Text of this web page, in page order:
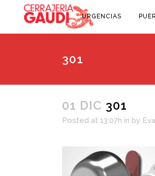
URGENCIAS
301
01 DIC 301
Posted at 13:07h in by